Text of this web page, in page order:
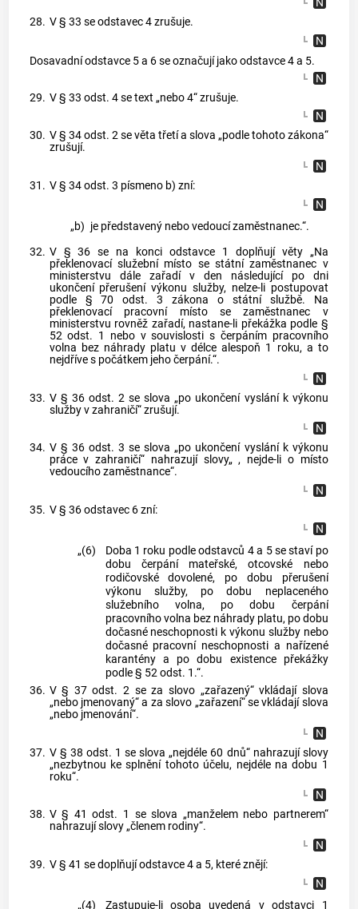
28. V § 33 se odstavec 4 zrušuje.
Dosavadní odstavce 5 a 6 se označují jako odstavce 4 a 5.
29. V § 33 odst. 4 se text „nebo 4“ zrušuje.
30. V § 34 odst. 2 se věta třetí a slova „podle tohoto zákona“
zrušují.
31. V § 34 odst. 3 písmeno b) zní:
„b) je představený nebo vedoucí zaměstnanec.“.
32. V § 36 se na konci odstavce 1 doplňují věty „Na
překlenovací služební místo se státní zaměstnanec v
ministerstvu dále zařadí v den následující po dni
ukončení přerušení výkonu služby, nelze-li postupovat
podle § 70 odst. 3 zákona o státní službě. Na
překlenovací pracovní místo se zaměstnanec v
ministerstvu rovněž zařadí, nastane-li překážka podle §
52 odst. 1 nebo v souvislosti s čerpáním pracovního
volna bez náhrady platu v délce alespoň 1 roku, a to
nejdříve s počátkem jeho čerpání.“.
33. V § 36 odst. 2 se slova „po ukončení vyslání k výkonu
služby v zahraničí“ zrušují.
34. V § 36 odst. 3 se slova „po ukončení vyslání k výkonu
práce v zahraničí“ nahrazují slovy„ , nejde-li o místo
vedoucího zaměstnance“.
35. V § 36 odstavec 6 zní:
„(6)
Doba 1 roku podle odstavců 4 a 5 se staví po
dobu čerpání mateřské, otcovské nebo
rodičovské dovolené, po dobu přerušení
výkonu služby, po dobu neplaceného
služebního volna, po dobu čerpání
pracovního volna bez náhrady platu, po dobu
dočasné neschopnosti k výkonu služby nebo
dočasné pracovní neschopnosti a nařízené
karantény a po dobu existence překážky
podle § 52 odst. 1.“.
36. V § 37 odst. 2 se za slovo „zařazený“ vkládají slova
„nebo jmenovaný“ a za slovo „zařazení“ se vkládají slova
„nebo jmenování“.
37. V § 38 odst. 1 se slova „nejdéle 60 dnů“ nahrazují slovy
„nezbytnou ke splnění tohoto účelu, nejdéle na dobu 1
roku“.
38. V § 41 odst. 1 se slova „manželem nebo partnerem“
nahrazují slovy „členem rodiny“.
39. V § 41 se doplňují odstavce 4 a 5, které znějí:
„(4) Zastupuje-li osoba uvedená v odstavci 1